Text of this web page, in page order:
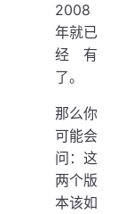
2008
年就已
经有
了。
那么你
可能会
问：这
两个版
本该如